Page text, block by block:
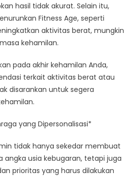
hasil tidak akurat. Selain itu,
Fitness Age, seperti
aktivitas berat, mungkin
kehamilan.
pada akhir kehamilan Anda,
terkait aktivitas berat atau
disarankan untuk segera
yang Dipersonalisasi*
tidak hanya sekedar membuat
angka usia kebugaran, tetapi juga
prioritas yang harus dilakukan